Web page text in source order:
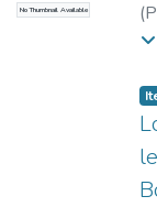
No Thumbnail Available (